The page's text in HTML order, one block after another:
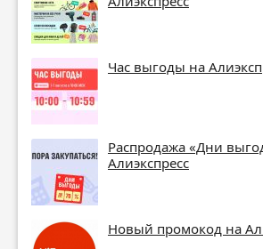
Час выгоды на
Распродажа «Дни
Алиэкспресс
Новый промокод на